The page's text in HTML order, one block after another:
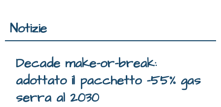
Notizie
Decade make-or-break:
adottato il pacchetto -55% gas
serra al 2030